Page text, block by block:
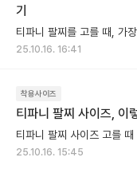
기
25.10.16. 16:41
착용사이즈
티파니 팔찌 사이즈, 이
25.10.16. 15:45